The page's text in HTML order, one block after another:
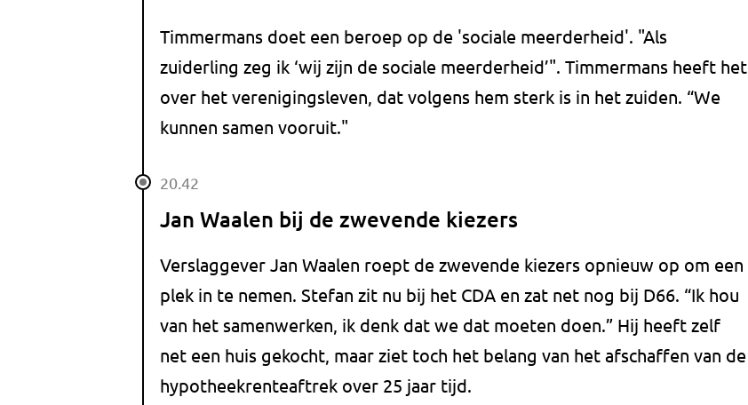
Timmermans doet een beroep op de 'sociale meerderheid'. "Als
zuiderling zeg ik ‘wij zijn de sociale meerderheid’". Timmermans heeft het
over het verenigingsleven, dat volgens hem sterk is in het zuiden. “We
kunnen samen vooruit."
20.42
Jan Waalen bij de zwevende kiezers
Verslaggever Jan Waalen roept de zwevende kiezers opnieuw op om een
plek in te nemen. Stefan zit nu bij het CDA en zat net nog bij D66. “Ik hou
van het samenwerken, ik denk dat we dat moeten doen.” Hij heeft zelf
net een huis gekocht, maar ziet toch het belang van het afschaffen van de
hypotheekrenteaftrek over 25 jaar tijd.